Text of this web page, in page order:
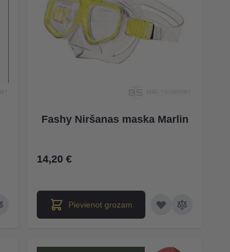
Fashy Niršanas maska Marlin
14,20 €
Pievienot grozam